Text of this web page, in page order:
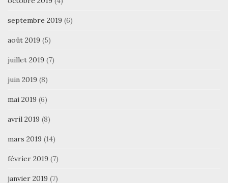
septembre 2019 (6)
août 2019 (5)
juillet 2019 (7)
juin 2019 (8)
mai 2019 (6)
avril 2019 (8)
mars 2019 (14)
février 2019 (7)
janvier 2019 (7)